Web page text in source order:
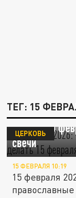
ТЕГ: 15
Сретение-
делать 15
свечи
ЦЕРКОВЬ
15 ФЕВРАЛЯ 10:19
15 февраля